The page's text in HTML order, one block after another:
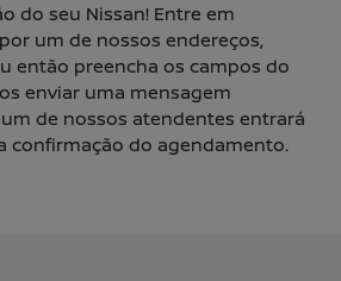
do seu Nissan! Entre em
um de nossos endereços,
então preencha os campos do
enviar uma mensagem
de nossos atendentes entrará
confirmação do agendamento.